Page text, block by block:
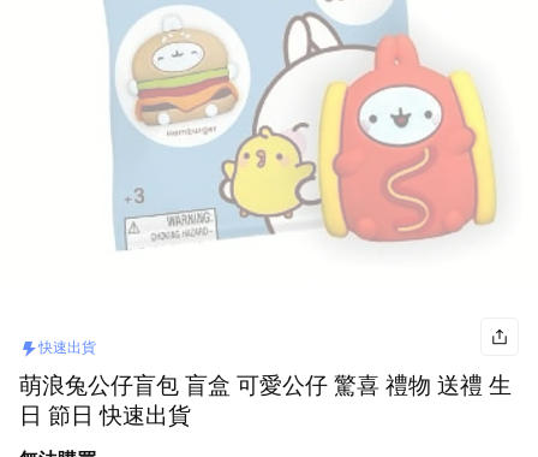
快速出貨
萌浪兔公仔盲包 盲盒 可愛公仔 驚喜 禮物 送禮 生
日 節日 快速出貨